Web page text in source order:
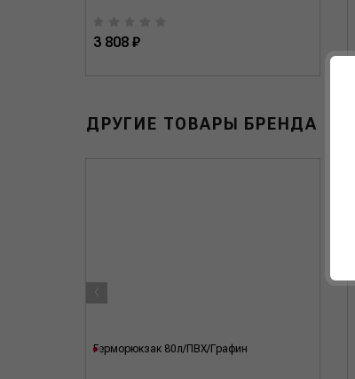
3 808 ₽
ДРУГИЕ ТОВАРЫ БРЕНДА
Герморюкзак 80л/ПВХ/Графин
‹